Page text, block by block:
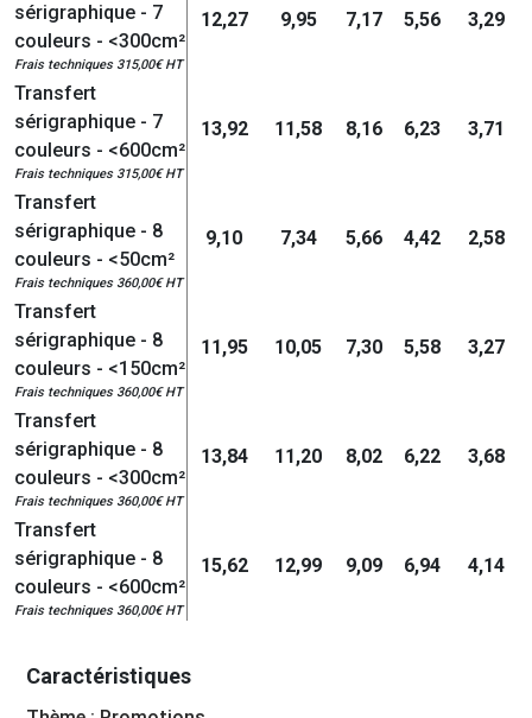
sérigraphique - 7
couleurs - <300cm²
Frais techniques 315,00€ HT
12,27 9,95 7,17 5,56 3,29
Transfert
sérigraphique - 7
couleurs - <600cm²
Frais techniques 315,00€ HT
13,92 11,58 8,16 6,23 3,71
Transfert
sérigraphique - 8
couleurs - <50cm²
Frais techniques 360,00€ HT
9,10 7,34 5,66 4,42 2,58
Transfert
sérigraphique - 8
couleurs - <150cm²
Frais techniques 360,00€ HT
11,95 10,05 7,30 5,58 3,27
Transfert
sérigraphique - 8
couleurs - <300cm²
Frais techniques 360,00€ HT
13,84 11,20 8,02 6,22 3,68
Transfert
sérigraphique - 8
couleurs - <600cm²
Frais techniques 360,00€ HT
15,62 12,99 9,09 6,94 4,14
Caractéristiques